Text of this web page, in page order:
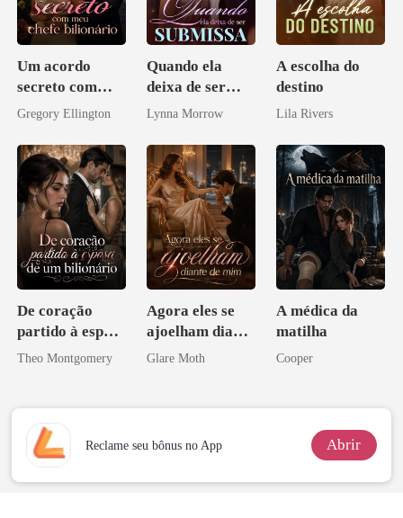
Um acordo
secreto com
meu chefe
Gregory Ellington
Quando ela
deixa de ser
submissa
Lynna Morrow
A escolha do
destino
Lila Rivers
De coração
partido à esposa
de um bilionário
Theo Montgomery
Agora eles se
ajoelham diante
de mim
Glare Moth
A médica da
matilha
Cooper
Reclame seu bônus no App Abrir